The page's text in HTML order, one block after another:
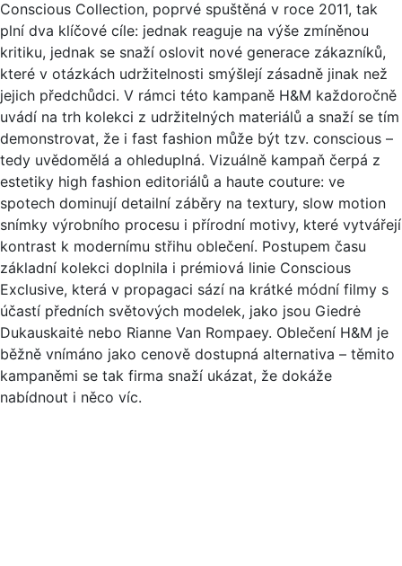
Conscious Collection, poprvé spuštěná v roce 2011, tak
plní dva klíčové cíle: jednak reaguje na výše zmíněnou
kritiku, jednak se snaží oslovit nové generace zákazníků,
které v otázkách udržitelnosti smýšlejí zásadně jinak než
jejich předchůdci. V rámci této kampaně H&M každoročně
uvádí na trh kolekci z udržitelných materiálů a snaží se tím
demonstrovat, že i fast fashion může být tzv. conscious –
tedy uvědomělá a ohleduplná. Vizuálně kampaň čerpá z
estetiky high fashion editoriálů a haute couture: ve
spotech dominují detailní záběry na textury, slow motion
snímky výrobního procesu i přírodní motivy, které vytvářejí
kontrast k modernímu střihu oblečení. Postupem času
základní kolekci doplnila i prémiová linie Conscious
Exclusive, která v propagaci sází na krátké módní filmy s
účastí předních světových modelek, jako jsou Giedrė
Dukauskaitė nebo Rianne Van Rompaey. Oblečení H&M je
běžně vnímáno jako cenově dostupná alternativa – těmito
kampaněmi se tak firma snaží ukázat, že dokáže
nabídnout i něco víc.